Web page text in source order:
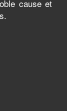
cause et